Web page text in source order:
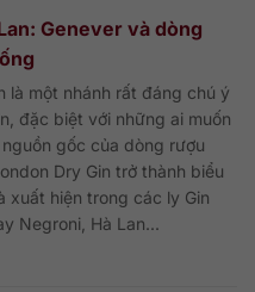
Genever và dòng
là một nhánh rất đáng chú ý
đặc biệt với những ai muốn
gốc của dòng rượu
Dry Gin trở thành biểu
xuất hiện trong các ly Gin
Negroni, Hà Lan...